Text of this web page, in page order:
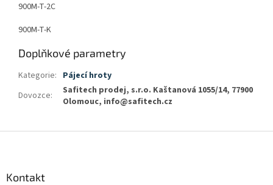
900M-T-2C
900M-T-K
Doplňkové parametry
Kategorie: Pájecí hroty
Dovozce:
Safitech prodej, s.r.o. Kaštanová 1055/14, 77900
Olomouc, info@safitech.cz
Kontakt